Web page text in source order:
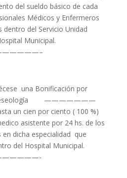
del sueldo básico de cada
Médicos y Enfermeros
dentro del Servicio Unidad
Municipal.
una Bonificación por
———————
un cien por ciento ( 100 %)
asistente por 24 hs. de los
dicha especialidad que
del Hospital Municipal.